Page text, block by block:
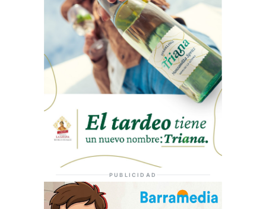
PUBLICIDAD